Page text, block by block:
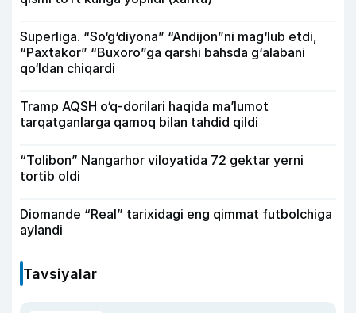
Superliga. “So‘g‘diyona” “Andijon”ni mag‘lub etdi,
“Paxtakor” “Buxoro”ga qarshi bahsda g‘alabani
qo‘ldan chiqardi
Tramp AQSH o‘q-dorilari haqida ma’lumot
tarqatganlarga qamoq bilan tahdid qildi
“Tolibon” Nangarhor viloyatida 72 gektar yerni
tortib oldi
Diomande “Real” tarixidagi eng qimmat futbolchiga
aylandi
Tavsiyalar